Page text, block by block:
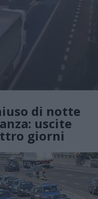
di notte
uscite
giorni